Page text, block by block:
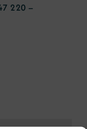
220 –